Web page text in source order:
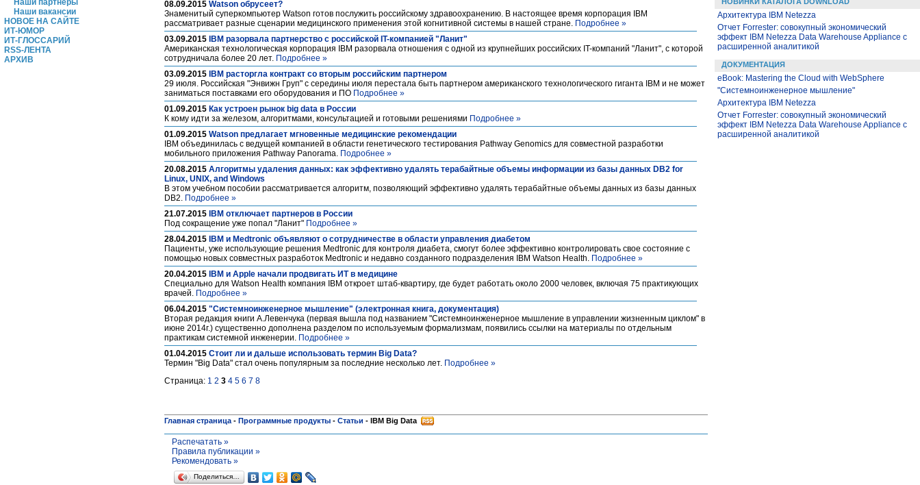
Наши партнеры
Наши вакансии
НОВОЕ НА САЙТЕ
ИТ-ЮМОР
ИТ-ГЛОССАРИЙ
RSS-ЛЕНТА
АРХИВ
08.09.2015 Watson обрусеет?
Знаменитый суперкомпьютер Watson готов послужить российскому здравоохранению. В настоящее время корпорация IBM
рассматривает разные сценарии медицинского применения этой когнитивной системы в нашей стране. Подробнее »
03.09.2015 IBM разорвала партнерство с российской IT-компанией "Ланит"
Американская технологическая корпорация IBM разорвала отношения с одной из крупнейших российских IT-компаний "Ланит", с которой
сотрудничала более 20 лет. Подробнее »
03.09.2015 IBM расторгла контракт со вторым российским партнером
29 июля. Российская "Энвижн Груп" с середины июля перестала быть партнером американского технологического гиганта IBM и не может
заниматься поставками его оборудования и ПО Подробнее »
01.09.2015 Как устроен рынок big data в России
К кому идти за железом, алгоритмами, консультацией и готовыми решениями Подробнее »
01.09.2015 Watson предлагает мгновенные медицинские рекомендации
IBM объединилась с ведущей компанией в области генетического тестирования Pathway Genomics для совместной разработки
мобильного приложения Pathway Panorama. Подробнее »
20.08.2015 Алгоритмы удаления данных: как эффективно удалять терабайтные объемы информации из базы данных DB2 for
Linux, UNIX, and Windows
В этом учебном пособии рассматривается алгоритм, позволяющий эффективно удалять терабайтные объемы данных из базы данных
DB2. Подробнее »
21.07.2015 IBM отключает партнеров в России
Под сокращение уже попал "Ланит" Подробнее »
28.04.2015 IBM и Medtronic объявляют о сотрудничестве в области управления диабетом
Пациенты, уже использующие решения Medtronic для контроля диабета, смогут более эффективно контролировать свое состояние с
помощью новых совместных разработок Medtronic и недавно созданного подразделения IBM Watson Health. Подробнее »
20.04.2015 IBM и Apple начали продвигать ИТ в медицине
Специально для Watson Health компания IBM откроет штаб-квартиру, где будет работать около 2000 человек, включая 75 практикующих
врачей. Подробнее »
06.04.2015 "Системноинженерное мышление" (электронная книга, документация)
Вторая редакция книги А.Левенчука (первая вышла под названием "Системноинженерное мышление в управлении жизненным циклом" в
июне 2014г.) существенно дополнена разделом по используемым формализмам, появились ссылки на материалы по отдельным
практикам системной инженерии. Подробнее »
01.04.2015 Стоит ли и дальше использовать термин Big Data?
Термин "Big Data" стал очень популярным за последние несколько лет. Подробнее »
Страница: 1 2 3 4 5 6 7 8
Главная страница - Программные продукты - Статьи - IBM Big Data
Распечатать »
Правила публикации »
Рекомендовать »
Поделиться…
Архитектура IBM Netezza
Отчет Forrester: совокупный экономический
эффект IBM Netezza Data Warehouse Appliance с
расширенной аналитикой
ДОКУМЕНТАЦИЯ
eBook: Mastering the Cloud with WebSphere
"Системноинженерное мышление"
Архитектура IBM Netezza
Отчет Forrester: совокупный экономический
эффект IBM Netezza Data Warehouse Appliance с
расширенной аналитикой